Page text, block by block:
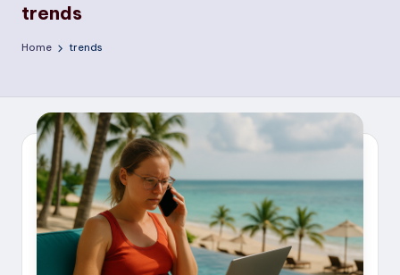
d
r
e
u
k
.
trends
Home trends